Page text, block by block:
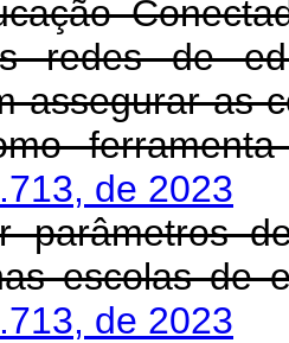
redes de
assegurar as
de 2023
parâmetros
escolas de
de 2023